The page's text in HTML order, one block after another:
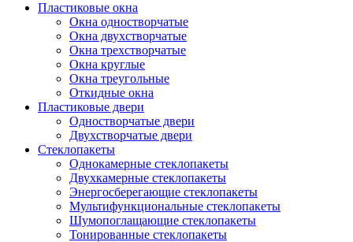
Пластиковые окна
Окна одностворчатые
Окна двухстворчатые
Окна трехстворчатые
Окна круглые
Окна треугольные
Откидные окна
Пластиковые двери
Одностворчатые двери
Двухстворчатые двери
Стеклопакеты
Однокамерные стеклопакеты
Двухкамерные стеклопакеты
Энергосберегающие стеклопакеты
Мультифункциональные стеклопакеты
Шумопоглащающие стеклопакеты
Тонированные стеклопакеты